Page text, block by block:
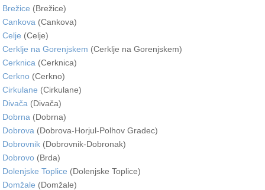
Brežice (Brežice)
Cankova (Cankova)
Celje (Celje)
Cerklje na Gorenjskem (Cerklje na Gorenjskem)
Cerknica (Cerknica)
Cerkno (Cerkno)
Cirkulane (Cirkulane)
Divača (Divača)
Dobrna (Dobrna)
Dobrova (Dobrova-Horjul-Polhov Gradec)
Dobrovnik (Dobrovnik-Dobronak)
Dobrovo (Brda)
Dolenjske Toplice (Dolenjske Toplice)
Domžale (Domžale)